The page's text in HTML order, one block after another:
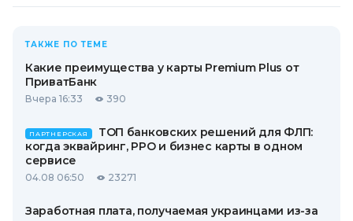
ТАКЖЕ ПО ТЕМЕ
Какие преимущества у карты Premium Plus от
ПриватБанк
Вчера 16:33 390
ПАРТНЕРСКАЯ
ТОП банковских решений для ФЛП:
когда эквайринг, РРО и бизнес карты в одном
сервисе
04.08 06:50 23271
Заработная плата, получаемая украинцами из-за